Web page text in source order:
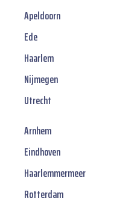
Apeldoorn
Ede
Haarlem
Nijmegen
Utrecht
Arnhem
Eindhoven
Haarlemmermeer
Rotterdam